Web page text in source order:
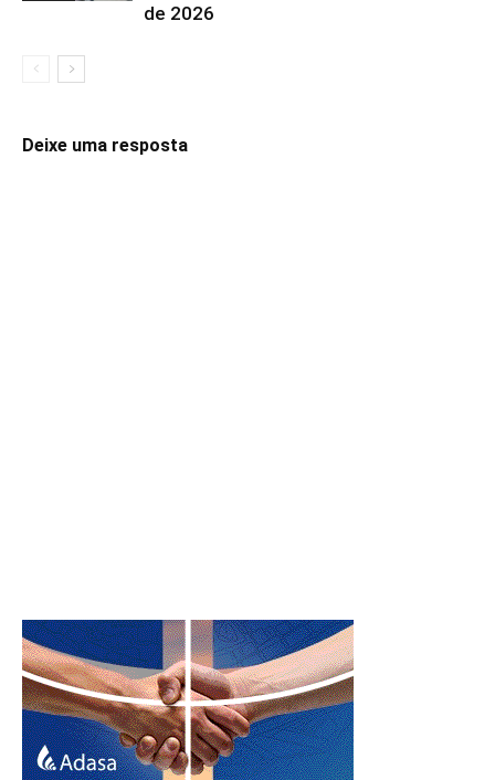
de 2026
Deixe uma resposta